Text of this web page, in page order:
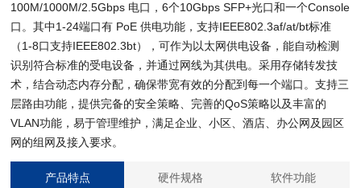
100M/1000M/2.5Gbps 电口，6个10Gbps SFP+光口和一个Console
口。其中1-24端口有 PoE 供电功能，支持IEEE802.3af/at/bt标准
（1-8口支持IEEE802.3bt），可作为以太网供电设备，能自动检测
识别符合标准的受电设备，并通过网线为其供电。采用存储转发技
术，结合动态内存分配，确保带宽有效的分配到每一个端口。支持三
层路由功能，提供完备的安全策略、完善的QoS策略以及丰富的
VLAN功能，易于管理维护，满足企业、小区、酒店、办公网及园区
网的组网及接入要求。
产品特点 硬件规格 软件功能